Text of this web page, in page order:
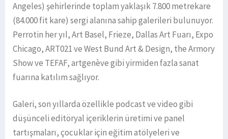
Angeles) şehirlerinde toplam yaklaşık 7.800 metrekare
(84.000 fit kare) sergi alanına sahip galerileri bulunuyor.
Perrotin her yıl, Art Basel, Frieze, Dallas Art Fuarı, Expo
Chicago, ART021 ve West Bund Art & Design, the Armory
Show ve TEFAF, artgenève gibi yirmiden fazla sanat
fuarına katılım sağlıyor.
Galeri, son yıllarda özellikle podcast ve video gibi
düşünceli editöryal içeriklerin üretimi ve panel
tartışmaları, çocuklar için eğitim atölyeleri ve